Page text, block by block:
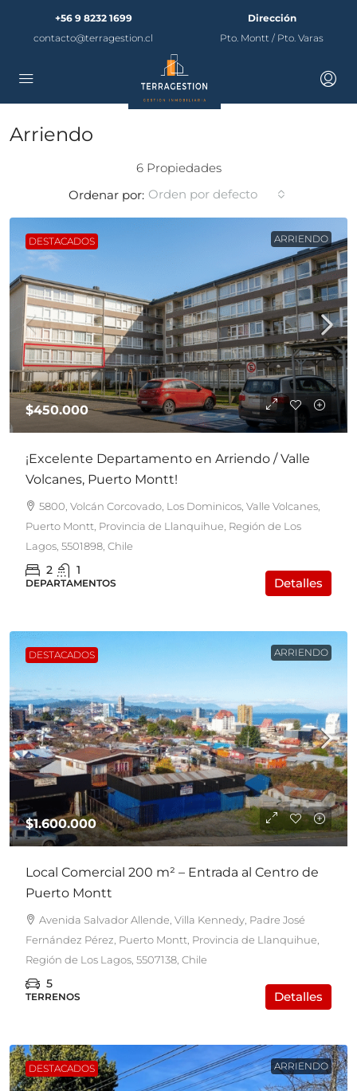
+56 9 8232 1699
contacto@terragestion.cl
Dirección
Pto. Montt / Pto. Varas
Arriendo
6 Propiedades
Ordenar por: Orden por defecto
DESTACADOS ARRIENDO
$450.000
¡Excelente Departamento en Arriendo / Valle
Volcanes, Puerto Montt!
5800, Volcán Corcovado, Los Dominicos, Valle Volcanes,
Puerto Montt, Provincia de Llanquihue, Región de Los
Lagos, 5501898, Chile
2 1
DEPARTAMENTOS Detalles
DESTACADOS ARRIENDO
$1.600.000
Local Comercial 200 m² – Entrada al Centro de
Puerto Montt
Avenida Salvador Allende, Villa Kennedy, Padre José
Fernández Pérez, Puerto Montt, Provincia de Llanquihue,
Región de Los Lagos, 5507138, Chile
5
TERRENOS Detalles
DESTACADOS ARRIENDO